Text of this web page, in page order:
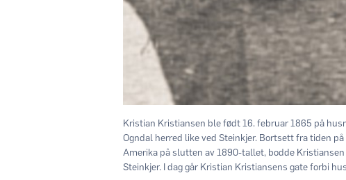
Kristian Kristiansen ble født 16. februar 1865 på
Ogndal herred like ved Steinkjer. Bortsett fra tiden
Amerika på slutten av 1890-tallet, bodde
Steinkjer. I dag går Kristian Kristiansens gate forbi